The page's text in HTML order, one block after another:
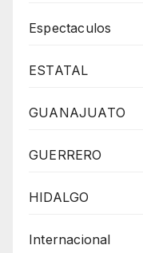
Espectaculos
ESTATAL
GUANAJUATO
GUERRERO
HIDALGO
Internacional